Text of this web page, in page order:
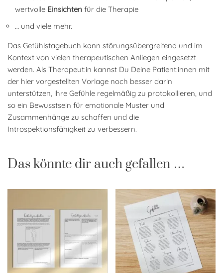
wertvolle Einsichten für die Therapie
… und viele mehr.
Das Gefühlstagebuch kann störungsübergreifend und im
Kontext von vielen therapeutischen Anliegen eingesetzt
werden. Als Therapeut:in kannst Du Deine Patient:innen mit
der hier vorgestellten Vorlage noch besser darin
unterstützen, ihre Gefühle regelmäßig zu protokollieren, und
so ein Bewusstsein für emotionale Muster und
Zusammenhänge zu schaffen und die
Introspektionsfähigkeit zu verbessern.
Das könnte dir auch gefallen …